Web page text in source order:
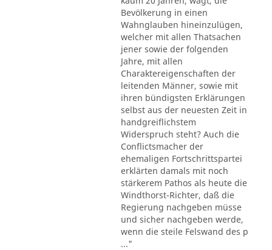
Bevölkerung in einen
Wahnglauben hineinzulügen,
welcher mit allen Thatsachen
jener sowie der folgenden
Jahre, mit allen
Charaktereigenschaften der
leitenden Männer, sowie mit
ihren bündigsten Erklärungen
selbst aus der neuesten Zeit in
handgreiflichstem
Widerspruch steht? Auch die
Conflictsmacher der
ehemaligen Fortschrittspartei
erklärten damals mit noch
stärkerem Pathos als heute die
Windthorst-Richter, daß die
Regierung nachgeben müsse
und sicher nachgeben werde,
wenn die steile Felswand des p
..."